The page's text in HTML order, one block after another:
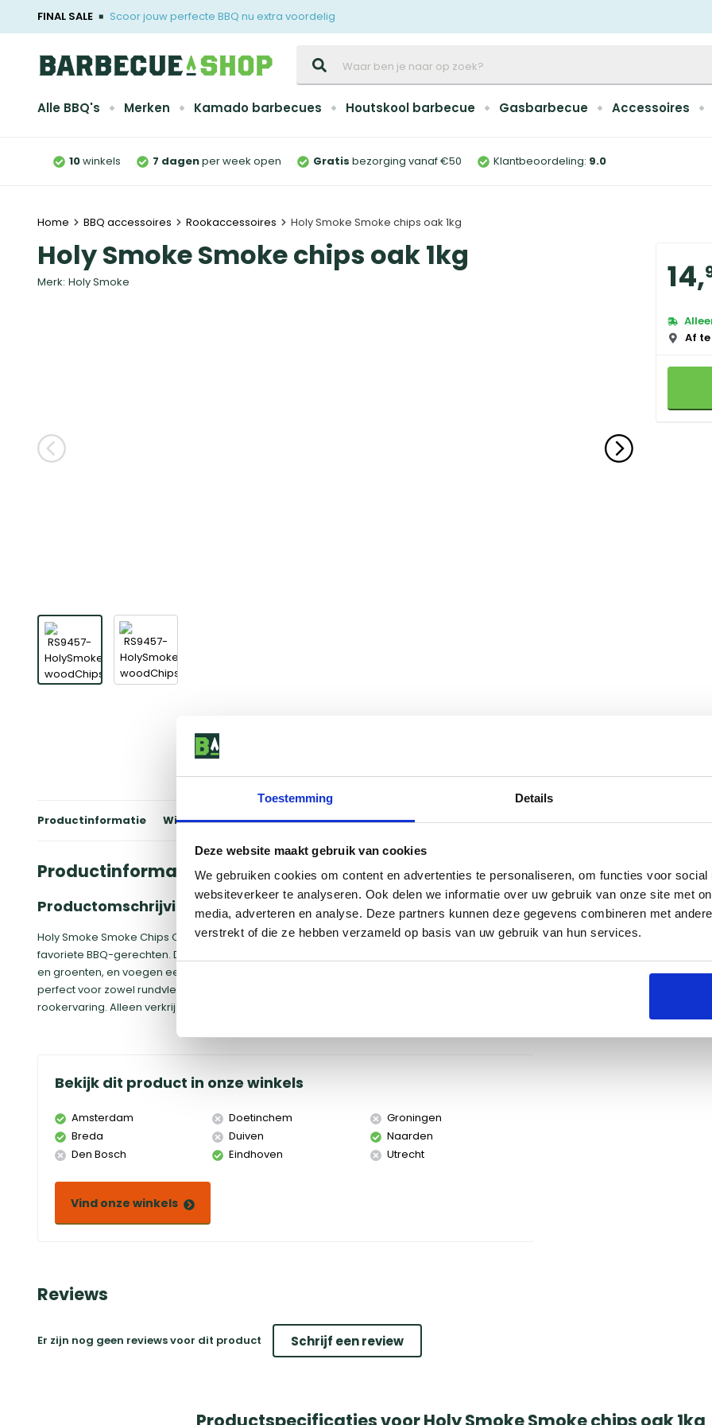
Toestemming Details
Deze website maakt gebruik van cookies
We gebruiken cookies om content en advertenties te personaliseren, om functies voor social
websiteverkeer te analyseren. Ook delen we informatie over uw gebruik van onze site met
media, adverteren en analyse. Deze partners kunnen deze gegevens combineren met
verstrekt of die ze hebben verzameld op basis van uw gebruik van hun services.
FINAL SALE Scoor jouw perfecte BBQ nu extra voordelig
Alle BBQ's Merken Kamado barbecues Houtskool barbecue Gasbarbecue Accessoires
10winkels 7 dagenper week open Gratis bezorging vanaf €50 Klantbeoordeling: 9.0
Home BBQ accessoires Rookaccessoires Holy Smoke Smoke chips oak 1kg
Holy Smoke Smoke chips oak 1kg
Merk: Holy Smoke 14,
Af
Productinformatie Winkels Reviews Specificaties
Productinformatie
Productomschrijving
Holy Smoke Smoke Chips Oak 1kg biedt een krachtige, robuuste rooksmaak die perfect is voor het roken van al je
favoriete BBQ-gerechten. Deze 1 kg rookchips van eikenhout zijn ideaal voor het roken van vlees, vis, zeevruchten
en groenten, en voegen een diepe, rijke rooksmaak toe aan je gerechten. Het eikenhout is een veelzijdige keuze,
perfect voor zowel rundvlees als varkensvlees, en levert een constante rookafgifte voor een langdurige
rookervaring. Alleen verkrijgbaar in geselecteerde winkels.
Bekijk dit product in onze winkels
Amsterdam
Breda
Den Bosch
Doetinchem
Duiven
Eindhoven
Groningen
Naarden
Utrecht
Vind onze winkels
Reviews
Er zijn nog geen reviews voor dit product Schrijf een review